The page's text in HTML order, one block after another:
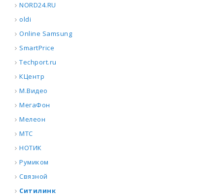
NORD24.RU
oldi
Online Samsung
SmartPrice
Techport.ru
КЦентр
М.Видео
МегаФон
Мелеон
МТС
НОТИК
Румиком
Связной
Ситилинк